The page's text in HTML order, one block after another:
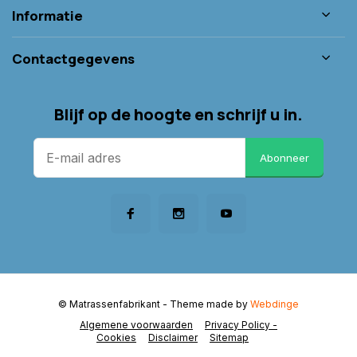
Informatie
Contactgegevens
Blijf op de hoogte en schrijf u in.
Abonneer
Algemene voorwaarden
Privacy Policy -
Cookies
Disclaimer Sitemap
© Matrassenfabrikant - Theme made by Webdinge